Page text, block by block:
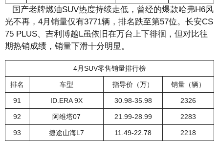
国产老牌燃油SUV热度持续走低，曾经的爆款哈弗H6风
光不再，4月销量仅有3771辆，排名跌至第57位。长安CS
75 PLUS、吉利博越L虽依旧在万台上下徘徊，但对比往
期热销成绩，销量下滑十分明显。
4月SUV零售销量排行榜
排名 车型 指导价（万） 销量（辆）
91 ID.ERA 9X 30.98-35.98 2326
92 阿维塔07 21.99-28.99 2283
93 捷途山海L7 11.49-22.78 2218